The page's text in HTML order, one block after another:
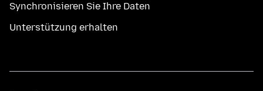
Synchronisieren Sie Ihre Daten
Unterstützung erhalten